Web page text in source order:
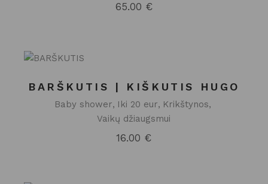
65.00 €
BARŠKUTIS | KIŠKUTIS HUGO
Baby shower Iki 20 eur
Krikštynos
Vaikų džiaugsmui
16.00 €